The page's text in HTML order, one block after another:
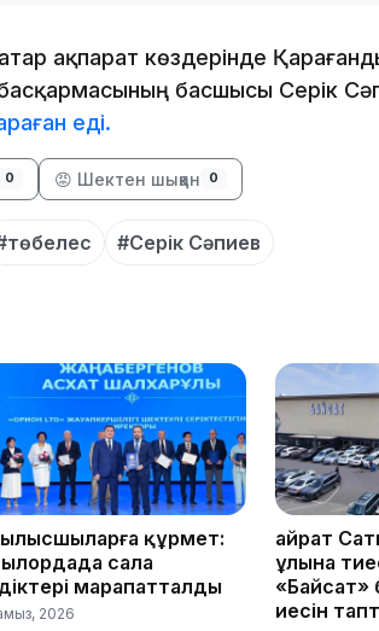
ақпарат көздерінде
басшысы Серік
еді.
0 😡 Шектен шыққан 0
#Серік Сәпиев
құрмет:
сала
марапатталды
2026
Қайрат
ұлына
«Байсат»
иесін